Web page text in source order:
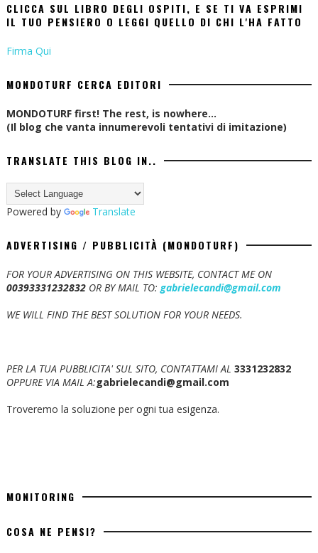
CLICCA SUL LIBRO DEGLI OSPITI, E SE TI VA ESPRIMI
IL TUO PENSIERO O LEGGI QUELLO DI CHI L'HA FATTO
Firma Qui
MONDOTURF CERCA EDITORI
MONDOTURF first! The rest, is nowhere...
(Il blog che vanta innumerevoli tentativi di imitazione)
TRANSLATE THIS BLOG IN..
Powered by Translate
ADVERTISING / PUBBLICITÀ (MONDOTURF)
FOR YOUR ADVERTISING ON THIS WEBSITE, CONTACT ME ON
00393331232832OR BY MAIL TO:gabrielecandi@gmail.com
WE WILL FIND THE BEST SOLUTION FOR YOUR NEEDS.
PER LA TUA PUBBLICITA' SUL SITO, CONTATTAMI AL 3331232832
OPPURE VIA MAIL A:gabrielecandi@gmail.com
Troveremo la soluzione per ogni tua esigenza.
MONITORING
COSA NE PENSI?